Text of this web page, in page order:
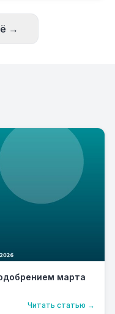
→
марта
Читать статью →